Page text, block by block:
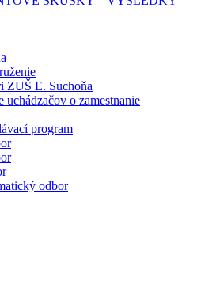
ZUŠ E. Suchoňa
uchádzačov o zamestnanie
program
odbor